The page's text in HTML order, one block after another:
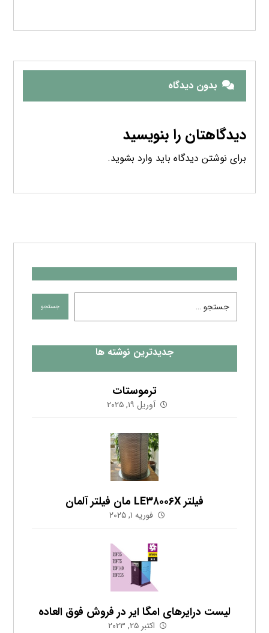
بدون دیدگاه
دیدگاهتان را بنویسید
برای نوشتن دیدگاه باید وارد بشوید.
جدیدترین نوشته ها
ترموستات
آوریل ۱۹, ۲۰۲۵
فیلتر LE۳۸۰۰۶X مان فیلتر آلمان
فوریه ۱, ۲۰۲۵
لیست درایرهای امگا ایر در فروش فوق العاده
اکتبر ۲۵, ۲۰۲۳